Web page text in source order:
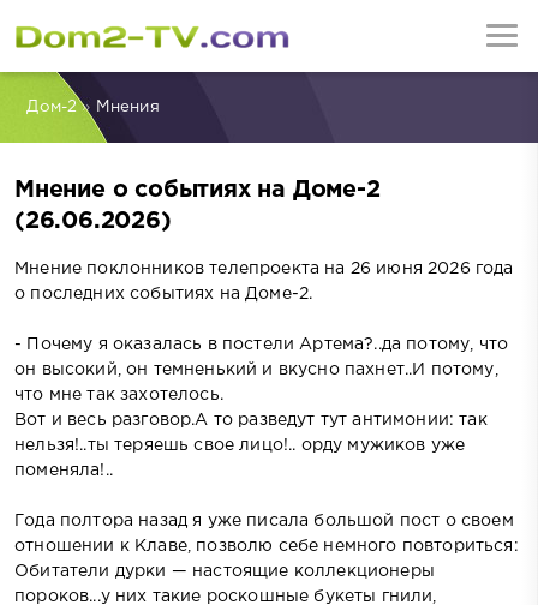
Дом-2» Мнения
Мнение о событиях на Доме-2
(26.06.2026)
Мнение поклонников телепроекта на 26 июня 2026 года
о последних событиях на Доме-2.
- Почему я оказалась в постели Артема?..да потому, что
он высокий, он темненький и вкусно пахнет..И потому,
что мне так захотелось.
Вот и весь разговор.А то разведут тут антимонии: так
нельзя!..ты теряешь свое лицо!.. орду мужиков уже
поменяла!..
Года полтора назад я уже писала большой пост о своем
отношении к Клаве, позволю себе немного повториться:
Обитатели дурки — настоящие коллекционеры
пороков...у них такие роскошные букеты гнили,